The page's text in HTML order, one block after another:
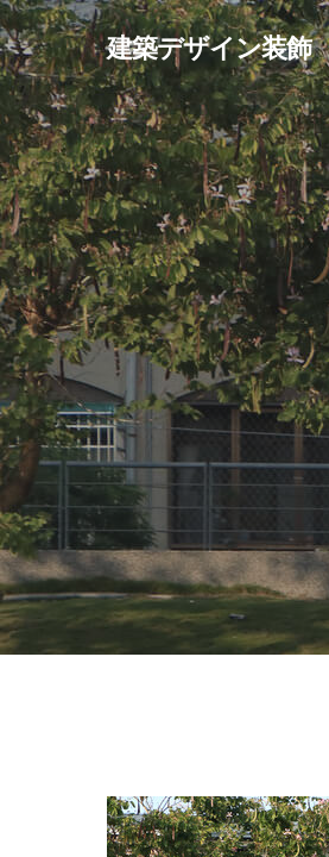
Skip
to
main
content
建築デザイン装飾